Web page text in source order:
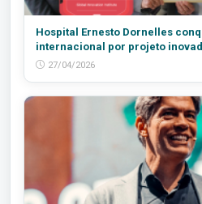
Hospital Ernesto Dornelles
internacional por projeto
27/04/2026